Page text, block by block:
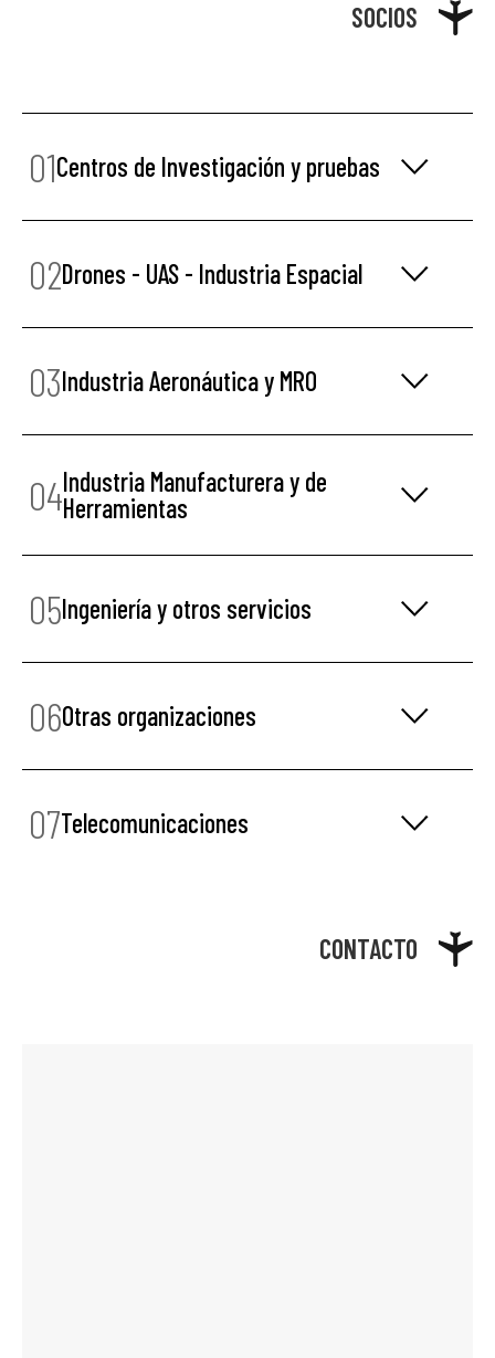
SOCIOS
01Centros de Investigación y pruebas
02Drones - UAS - Industria Espacial
03Industria Aeronáutica y MRO
04Industria Manufacturera y de
Herramientas
05Ingeniería y otros servicios
06Otras organizaciones
07Telecomunicaciones
CONTACTO